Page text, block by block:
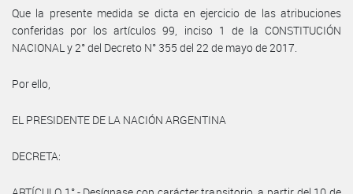
Que la presente medida se dicta en ejercicio de las atribuciones
conferidas por los artículos 99, inciso 1 de la CONSTITUCIÓN
NACIONAL y 2° del Decreto N° 355 del 22 de mayo de 2017.
Por ello,
EL PRESIDENTE DE LA NACIÓN ARGENTINA
DECRETA: